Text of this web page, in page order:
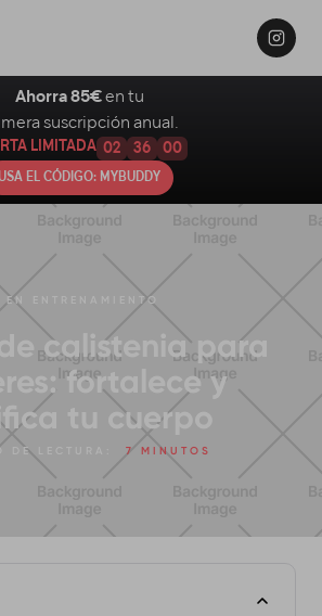
EN ENTRENAMIENTO
calistenia para
fortalece y
tu cuerpo
DE LECTURA: 7 MINUTOS
Ahorra 85€ en tu
suscripción anual.
LIMITADA 02 35 59
EL CÓDIGO: MYBUDDY